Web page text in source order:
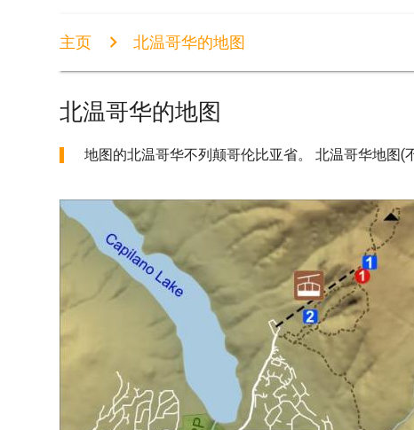
主页 北温哥华的地图
北温哥华的地图
地图的北温哥华不列颠哥伦比亚省。 北温哥华地图(